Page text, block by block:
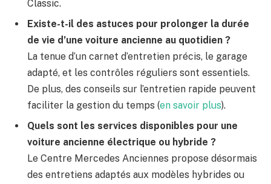
Classic.
Existe-t-il des astuces pour prolonger la durée
de vie d’une voiture ancienne au quotidien ?
La tenue d’un carnet d’entretien précis, le garage
adapté, et les contrôles réguliers sont essentiels.
De plus, des conseils sur l’entretien rapide peuvent
faciliter la gestion du temps (en savoir plus).
Quels sont les services disponibles pour une
voiture ancienne électrique ou hybride ?
Le Centre Mercedes Anciennes propose désormais
des entretiens adaptés aux modèles hybrides ou